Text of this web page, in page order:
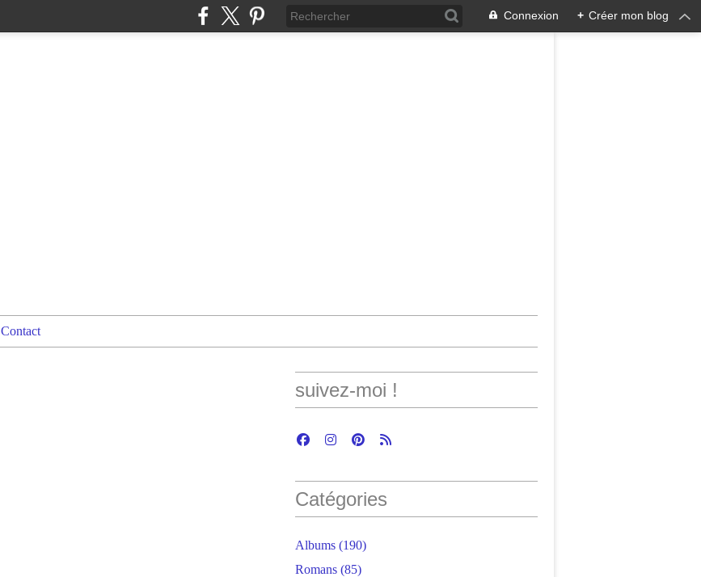
Connexion + Créer mon blog
Contact
suivez-moi !
Catégories
Albums (190)
Romans (85)